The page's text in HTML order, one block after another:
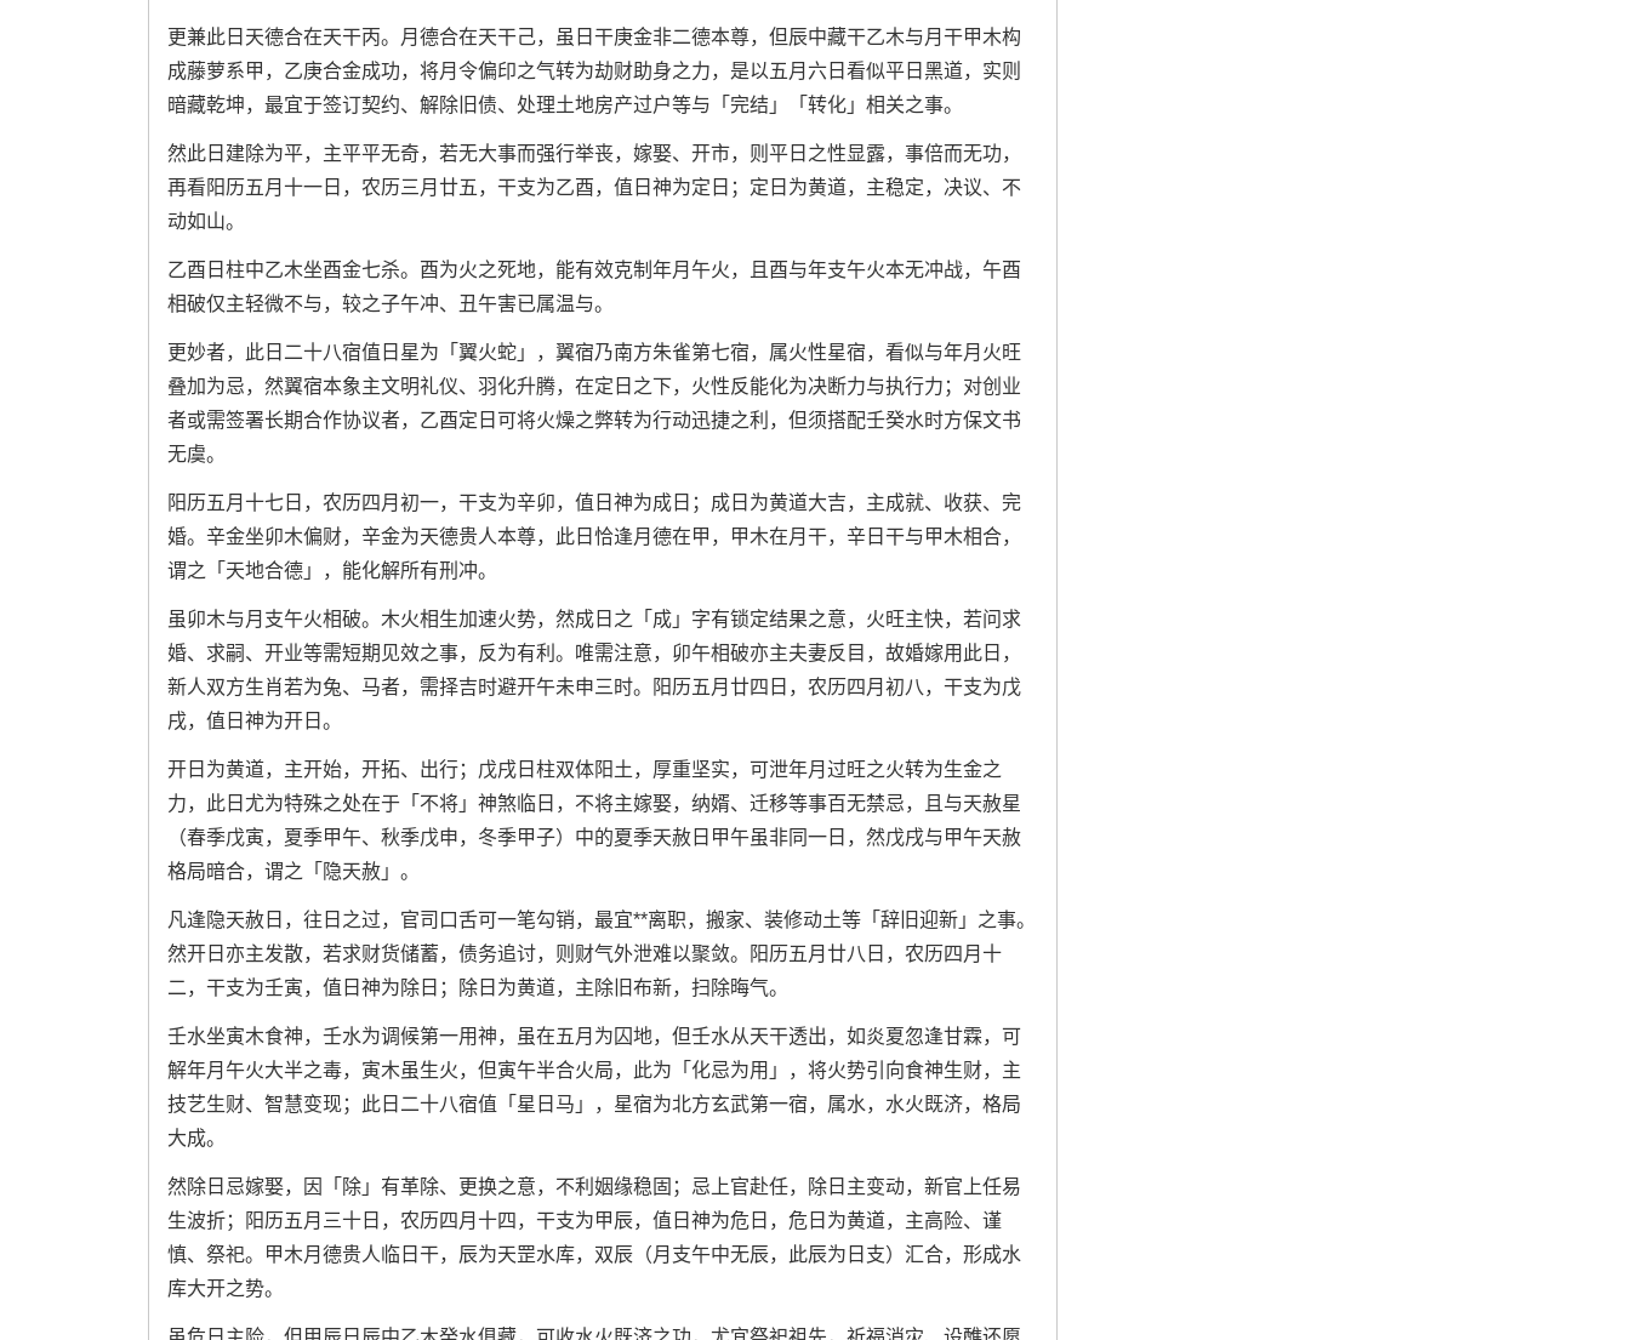
更兼此日天德合在天干丙。月德合在天干己，虽日干庚金非二德本尊，但辰中藏干乙木与月干甲木构
成藤萝系甲，乙庚合金成功，将月令偏印之气转为劫财助身之力，是以五月六日看似平日黑道，实则
暗藏乾坤，最宜于签订契约、解除旧债、处理土地房产过户等与「完结」「转化」相关之事。
然此日建除为平，主平平无奇，若无大事而强行举丧，嫁娶、开市，则平日之性显露，事倍而无功，
再看阳历五月十一日，农历三月廿五，干支为乙酉，值日神为定日；定日为黄道，主稳定，决议、不
动如山。
乙酉日柱中乙木坐酉金七杀。酉为火之死地，能有效克制年月午火，且酉与年支午火本无冲战，午酉
相破仅主轻微不与，较之子午冲、丑午害已属温与。
更妙者，此日二十八宿值日星为「翼火蛇」，翼宿乃南方朱雀第七宿，属火性星宿，看似与年月火旺
叠加为忌，然翼宿本象主文明礼仪、羽化升腾，在定日之下，火性反能化为决断力与执行力；对创业
者或需签署长期合作协议者，乙酉定日可将火燥之弊转为行动迅捷之利，但须搭配壬癸水时方保文书
无虞。
阳历五月十七日，农历四月初一，干支为辛卯，值日神为成日；成日为黄道大吉，主成就、收获、完
婚。辛金坐卯木偏财，辛金为天德贵人本尊，此日恰逢月德在甲，甲木在月干，辛日干与甲木相合，
谓之「天地合德」，能化解所有刑冲。
虽卯木与月支午火相破。木火相生加速火势，然成日之「成」字有锁定结果之意，火旺主快，若问求
婚、求嗣、开业等需短期见效之事，反为有利。唯需注意，卯午相破亦主夫妻反目，故婚嫁用此日，
新人双方生肖若为兔、马者，需择吉时避开午未申三时。阳历五月廿四日，农历四月初八，干支为戊
戌，值日神为开日。
开日为黄道，主开始，开拓、出行；戊戌日柱双体阳土，厚重坚实，可泄年月过旺之火转为生金之
力，此日尤为特殊之处在于「不将」神煞临日，不将主嫁娶，纳婿、迁移等事百无禁忌，且与天赦星
（春季戊寅，夏季甲午、秋季戊申，冬季甲子）中的夏季天赦日甲午虽非同一日，然戊戌与甲午天赦
格局暗合，谓之「隐天赦」。
凡逢隐天赦日，往日之过，官司口舌可一笔勾销，最宜**离职，搬家、装修动土等「辞旧迎新」之事。
然开日亦主发散，若求财货储蓄，债务追讨，则财气外泄难以聚敛。阳历五月廿八日，农历四月十
二，干支为壬寅，值日神为除日；除日为黄道，主除旧布新，扫除晦气。
壬水坐寅木食神，壬水为调候第一用神，虽在五月为囚地，但壬水从天干透出，如炎夏忽逢甘霖，可
解年月午火大半之毒，寅木虽生火，但寅午半合火局，此为「化忌为用」，将火势引向食神生财，主
技艺生财、智慧变现；此日二十八宿值「星日马」，星宿为北方玄武第一宿，属水，水火既济，格局
大成。
然除日忌嫁娶，因「除」有革除、更换之意，不利姻缘稳固；忌上官赴任，除日主变动，新官上任易
生波折；阳历五月三十日，农历四月十四，干支为甲辰，值日神为危日，危日为黄道，主高险、谨
慎、祭祀。甲木月德贵人临日干，辰为天罡水库，双辰（月支午中无辰，此辰为日支）汇合，形成水
库大开之势。